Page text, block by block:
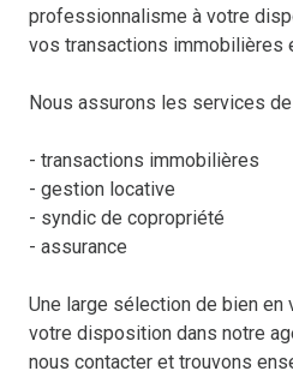
professionnalisme à votre
vos transactions immobilières
Nous assurons les services de
- transactions immobilières
- gestion locative
- syndic de copropriété
- assurance
Une large sélection de bien en
votre disposition dans notre
nous contacter et trouvons